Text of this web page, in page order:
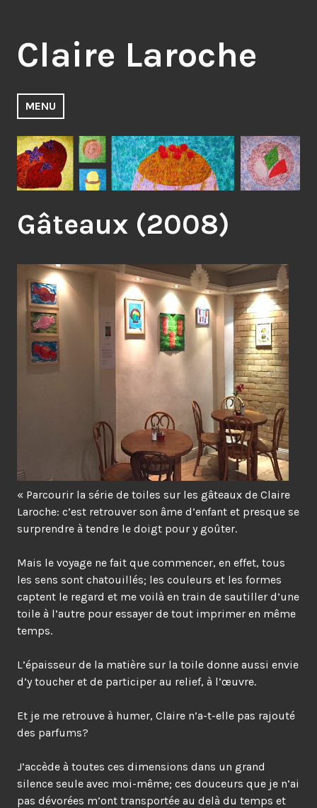
contenu
principal
Claire Laroche
MENU
Gâteaux (2008)
« Parcourir la série de toiles sur les gâteaux de Claire
Laroche: c’est retrouver son âme d’enfant et presque se
surprendre à tendre le doigt pour y goûter.
Mais le voyage ne fait que commencer, en effet, tous
les sens sont chatouillés; les couleurs et les formes
captent le regard et me voilà en train de sautiller d’une
toile à l’autre pour essayer de tout imprimer en même
temps.
L’épaisseur de la matière sur la toile donne aussi envie
d’y toucher et de participer au relief, à l’œuvre.
Et je me retrouve à humer, Claire n’a-t-elle pas rajouté
des parfums?
J’accède à toutes ces dimensions dans un grand
silence seule avec moi-même; ces douceurs que je n’ai
pas dévorées m’ont transportée au delà du temps et